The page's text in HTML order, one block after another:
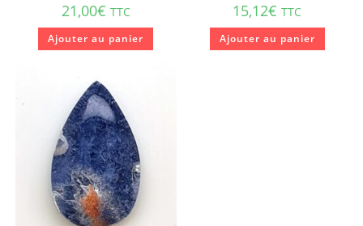
21,00€ TTC
Ajouter au panier
15,12€ TTC
Ajouter au panier